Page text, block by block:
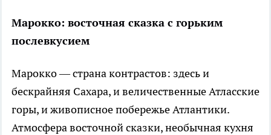
Марокко: восточная сказка с горьким
послевкусием
Марокко — страна контрастов: здесь и
бескрайняя Сахара, и величественные Атласские
горы, и живописное побережье Атлантики.
Атмосфера восточной сказки, необычная кухня